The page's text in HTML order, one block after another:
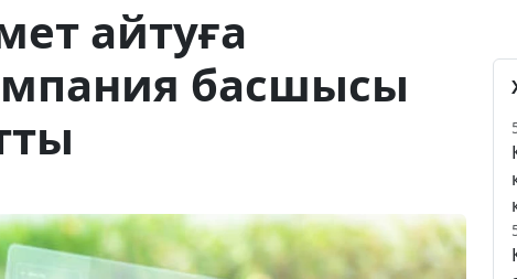
айтуға
басшысы